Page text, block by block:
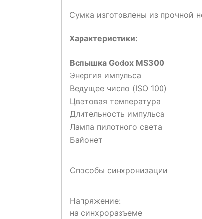
Сумка изготовлены из прочной
Характериcтики:
Вспышка Godox MS300
Энергия импульса
Ведущее число (ISO 100)
Цветовая температура
Длительность импульса
Лампа пилотного света
Байонет
Способы синхронизации
Напряжение:
на синхроразъеме